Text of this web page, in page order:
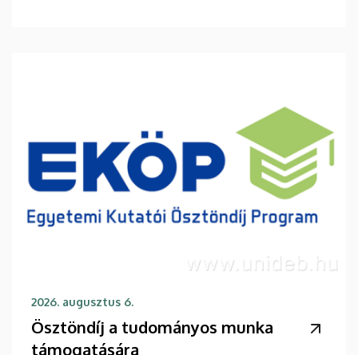
2026. augusztus 6.
Ösztöndíj a tudományos munka
támogatására